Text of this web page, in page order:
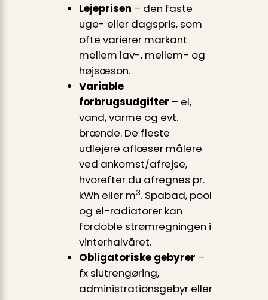
Lejeprisen – den faste
uge- eller dagspris, som
ofte varierer markant
mellem lav-, mellem- og
højsæson.
Variable
forbrugsudgifter – el,
vand, varme og evt.
brænde. De fleste
udlejere aflæser målere
ved ankomst/afrejse,
hvorefter du afregnes pr.
kWh eller m3. Spabad, pool
og el-radiatorer kan
fordoble strømregningen i
vinterhalvåret.
Obligatoriske gebyrer –
fx slutrengøring,
administrations­gebyr eller